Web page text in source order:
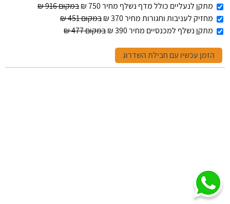
מתקן לנעליים כולל מדף נשלף מחיר 750 ₪
במקום 916 ₪
מחזיק לעניבות וחגורות מחיר 370 ₪
במקום 451 ₪
מתקן נשלף למכנסיים מחיר 390 ₪
במקום 477 ₪
הזמן עכשיו עם חבילת השדרוג